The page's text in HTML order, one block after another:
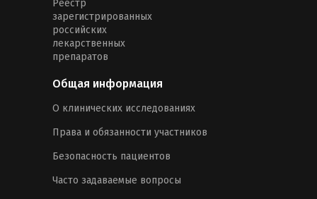
Реестр
зарегистрированных
российских
лекарственных
препаратов
Общая информация
О клинических исследованиях
Права и обязанности участников
Безопасность пациентов
Часто задаваемые вопросы